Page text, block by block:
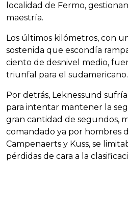
localidad de Fermo,
maestría.
Los últimos kilómetros, con
sostenida que escondía
ciento de desnivel medio,
triunfal para el sudamericano.
Por detrás, Leknessund
para intentar mantener la
gran cantidad de segundos,
comandado ya por hombres
Campenaerts y Kuss, se
pérdidas de cara a la